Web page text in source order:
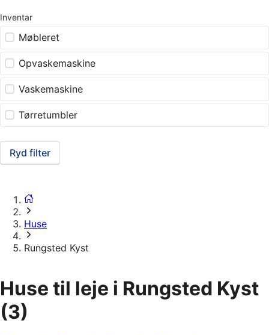
Inventar
Møbleret
Opvaskemaskine
Vaskemaskine
Tørretumbler
Ryd filter
Huse
Rungsted Kyst
Huse til leje i Rungsted Kyst
(3)